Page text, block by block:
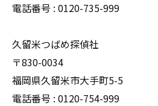
電話番号 : 0120-735-999
久留米つばめ探偵社
〒830-0034
福岡県久留米市大手町5-5
電話番号 : 0120-754-999